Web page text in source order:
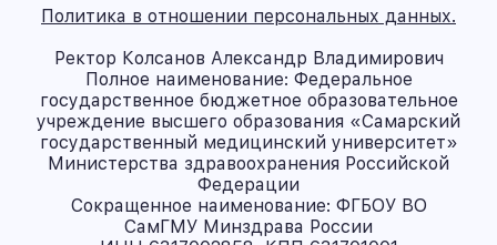
Политика в отношении персональных данных.
Ректор Колсанов Александр Владимирович
Полное наименование: Федеральное
государственное бюджетное образовательное
учреждение высшего образования «Самарский
государственный медицинский университет»
Министерства здравоохранения Российской
Федерации
Сокращенное наименование: ФГБОУ ВО
СамГМУ Минздрава России